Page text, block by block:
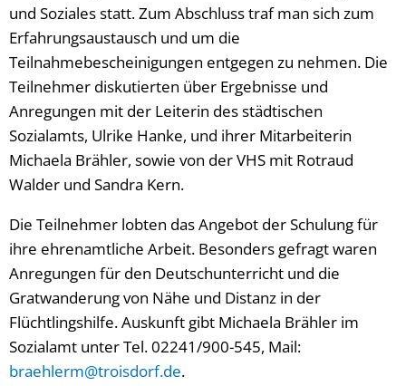
und Soziales statt. Zum Abschluss traf man sich zum
Erfahrungsaustausch und um die
Teilnahmebescheinigungen entgegen zu nehmen. Die
Teilnehmer diskutierten über Ergebnisse und
Anregungen mit der Leiterin des städtischen
Sozialamts, Ulrike Hanke, und ihrer Mitarbeiterin
Michaela Brähler, sowie von der VHS mit Rotraud
Walder und Sandra Kern.
Die Teilnehmer lobten das Angebot der Schulung für
ihre ehrenamtliche Arbeit. Besonders gefragt waren
Anregungen für den Deutschunterricht und die
Gratwanderung von Nähe und Distanz in der
Flüchtlingshilfe. Auskunft gibt Michaela Brähler im
Sozialamt unter Tel. 02241/900-545, Mail:
braehlerm@troisdorf.de.